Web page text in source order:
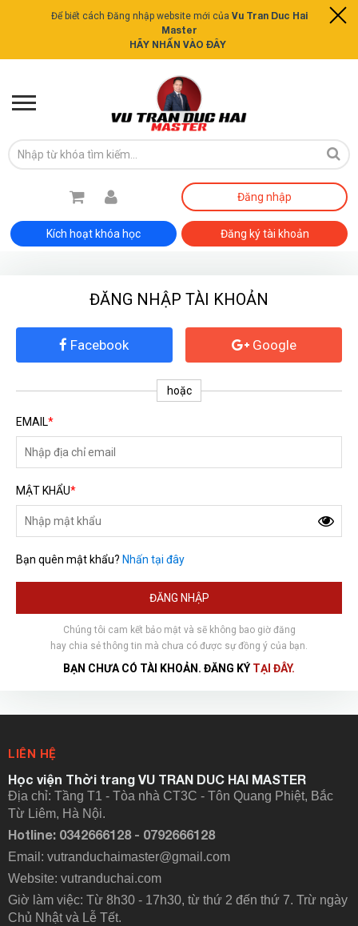
Để biết cách Đăng nhập website mới của Vu Tran Duc Hai
Master
HÃY NHẤN VÀO ĐÂY
Kích hoạt khóa học
Đăng nhập
Đăng ký tài khoản
ĐĂNG NHẬP TÀI KHOẢN
Facebook Google
hoặc
EMAIL*
MẬT KHẨU*
Bạn quên mật khẩu? Nhấn tại đây
ĐĂNG NHẬP
Chúng tôi cam kết bảo mật và sẽ không bao giờ đăng
hay chia sẻ thông tin mà chưa có được sự đồng ý của bạn.
BẠN CHƯA CÓ TÀI KHOẢN. ĐĂNG KÝ TẠI ĐÂY.
LIÊN HỆ
Học viện Thời trang VU TRAN DUC HAI MASTER
Địa chỉ: Tầng T1 - Tòa nhà CT3C - Tôn Quang Phiệt, Bắc
Từ Liêm, Hà Nội.
Hotline: 0342666128 - 0792666128
Email: vutranduchaimaster@gmail.com
Website: vutranduchai.com
Giờ làm việc: Từ 8h30 - 17h30, từ thứ 2 đến thứ 7. Trừ ngày
Chủ Nhật và Lễ Tết.
ĐĂNG KÝ TƯ VẤN MIỄN PHÍ
HOÀN THÀNH
Đăng ký tư vấn trực tiếp 24/7: